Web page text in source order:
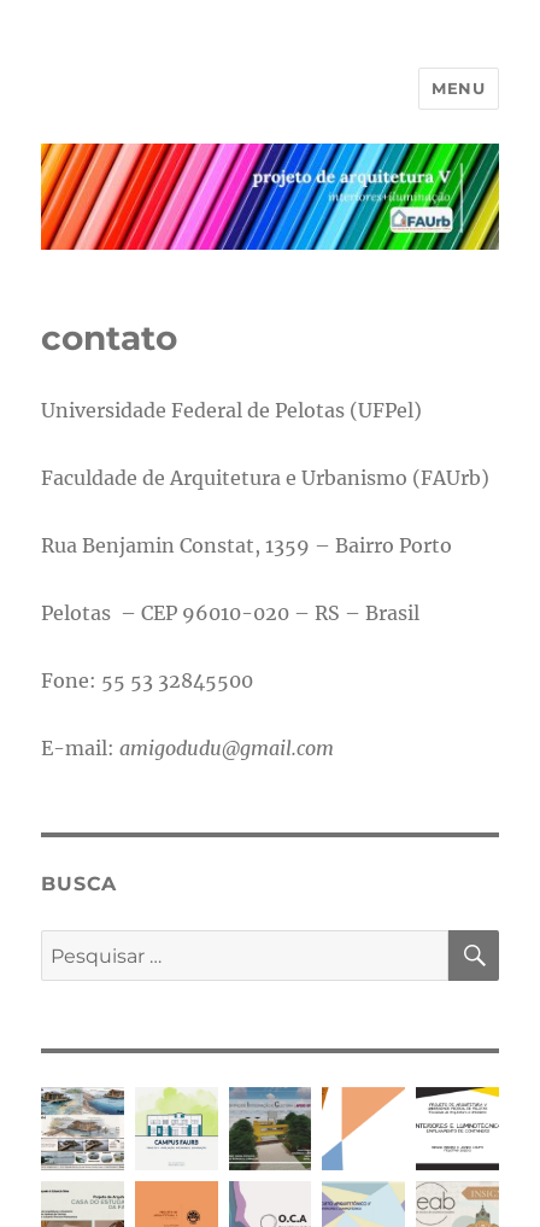
MENU
contato
Universidade Federal de Pelotas (UFPel)
Faculdade de Arquitetura e Urbanismo (FAUrb)
Rua Benjamin Constat, 1359 – Bairro Porto
Pelotas – CEP 96010-020 – RS – Brasil
Fone: 55 53 32845500
E-mail:amigodudu@gmail.com
BUSCA
Pesquisar
por: